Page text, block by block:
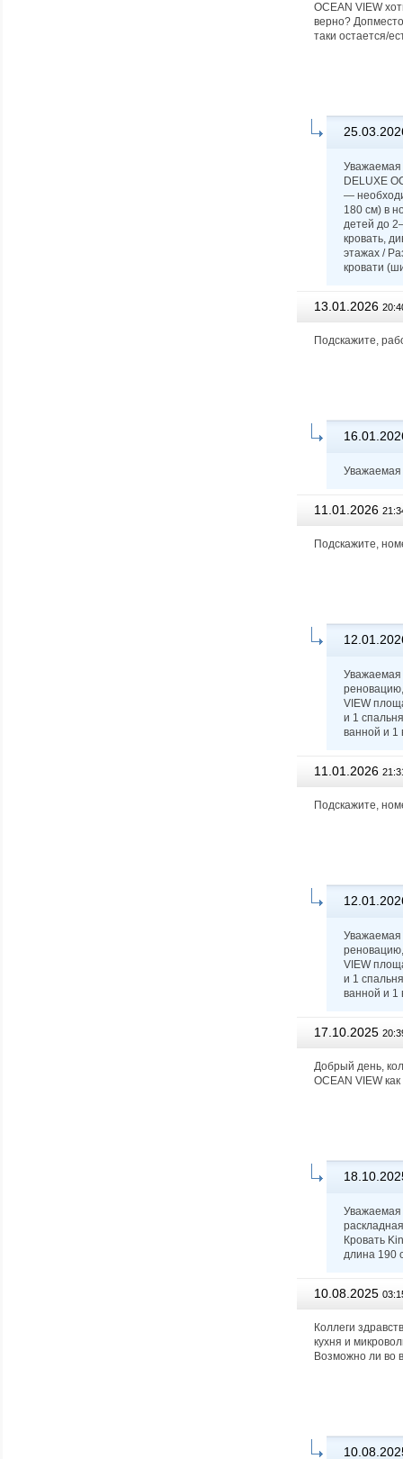
OCEAN VIEW
верно?
таки остается/
Уважаемая
DELUXE
—
180 см) в
детей до
кровать,
этажах /
кровати
13.01.2026
Подскажите,
Уважаемая
11.01.2026
Подскажите,
Уважаемая
VIEW
и 1
ванной и 1
11.01.2026
Подскажите,
Уважаемая
VIEW
и 1
ванной и 1
17.10.2025
Добрый день,
OCEAN VIEW
Уважаемая
Кровать
длина 190
10.08.2025
Коллеги
кухня и
Возможно ли во